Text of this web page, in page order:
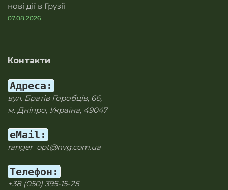
нові дії в Грузії
07.08.2026
Контакти
Адреса:
вул. Братів Горобців, 66,
м. Дніпро, Україна, 49047
eMail:
ranger_opt@nvg.com.ua
Телефон:
+38 (050) 395-15-25